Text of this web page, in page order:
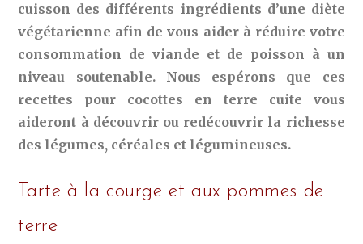
cuisson des différents ingrédients d’une diète
végétarienne afin de vous aider à réduire votre
consommation de viande et de poisson à un
niveau soutenable. Nous espérons que ces
recettes pour cocottes en terre cuite vous
aideront à découvrir ou redécouvrir la richesse
des légumes, céréales et légumineuses.
Tarte à la courge et aux pommes de
terre